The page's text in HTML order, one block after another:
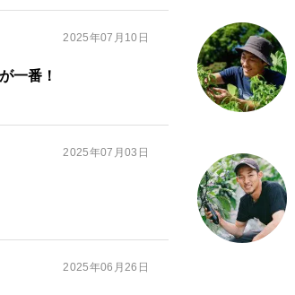
2025年07月10日
一番！
2025年07月03日
2025年06月26日